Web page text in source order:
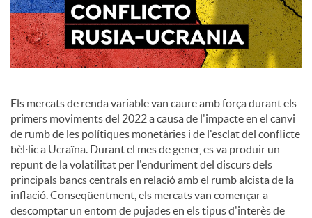
d
e
c
o
n
Els mercats de renda variable van caure amb força durant els
primers moviments del 2022 a causa de l'impacte en el canvi
de rumb de les polítiques monetàries i de l'esclat del conflicte
bèl·lic a Ucraïna. Durant el mes de gener, es va produir un
repunt de la volatilitat per l'enduriment del discurs dels
principals bancs centrals en relació amb el rumb alcista de la
inflació. Conseqüentment, els mercats van començar a
descomptar un entorn de pujades en els tipus d'interès de